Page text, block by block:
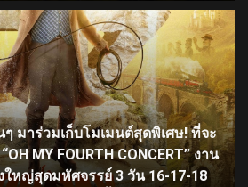
ๆ มาร่วมเก็บโมเมนต์สุดพิเศษ! ที่จะ
MY FOURTH CONCERT” งาน
ใหญ่สุดมหัศจรรย์ 3 วัน 16-17-18